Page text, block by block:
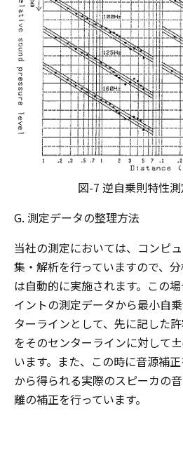
図-7 逆自乗則特性
G. 測定データの整理方法
当社の測定においては、コンピ
集・解析を行っていますので、
は自動的に実施されます。この
イントの測定データから最小自
ターラインとして、先に記した
をそのセンターラインに対して
います。また、この時に音源補
から得られる実際のスピーカの
離の補正を行っています。